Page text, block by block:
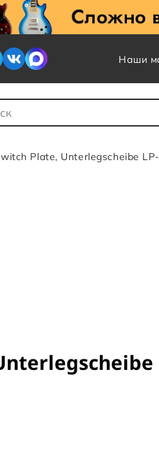
Наши
Поиска
Plate, Unterlegscheibe